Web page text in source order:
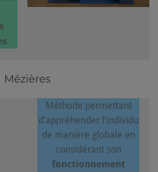
.
Mézières
Méthode permettant
d’appréhender l’individu
de manière globale en
considérant son
fonctionnement